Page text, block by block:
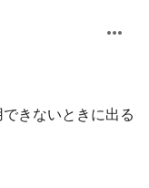
more_horiz
きないときに出る